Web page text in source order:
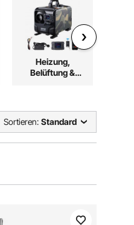
Heizung,
Belüftung &
Sortieren: Standard